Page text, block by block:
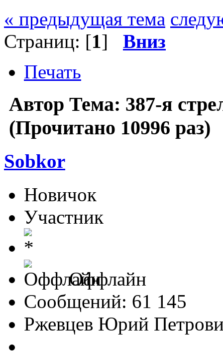
« предыдущая тема
Страниц: [1] Вниз
Печать
Автор Тема: 387-я
(Прочитано 10996 раз)
Sobkor
Новичок
Участник
Оффлайн
Сообщений: 61 145
Ржевцев Юрий